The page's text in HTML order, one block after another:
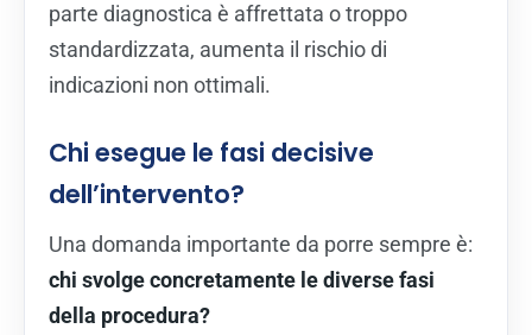
parte diagnostica è affrettata o troppo
standardizzata, aumenta il rischio di
indicazioni non ottimali.
Chi esegue le fasi decisive
dell’intervento?
Una domanda importante da porre sempre è:
chi svolge concretamente le diverse fasi
della procedura?